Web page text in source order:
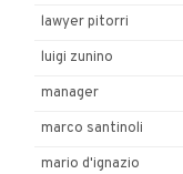
lawyer pitorri
luigi zunino
manager
marco santinoli
mario d'ignazio